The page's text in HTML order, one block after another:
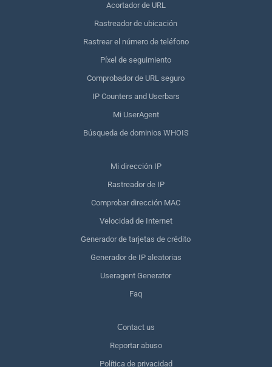
Acortador de URL
Rastreador de ubicación
Rastrear el número de teléfono
Píxel de seguimiento
Comprobador de URL seguro
IP Counters and Userbars
Mi UserAgent
Búsqueda de dominios WHOIS
Mi dirección IP
Rastreador de IP
Comprobar dirección MAC
Velocidad de Internet
Generador de tarjetas de crédito
Generador de IP aleatorias
Useragent Generator
Faq
Сontact us
Reportar abuso
Política de privacidad